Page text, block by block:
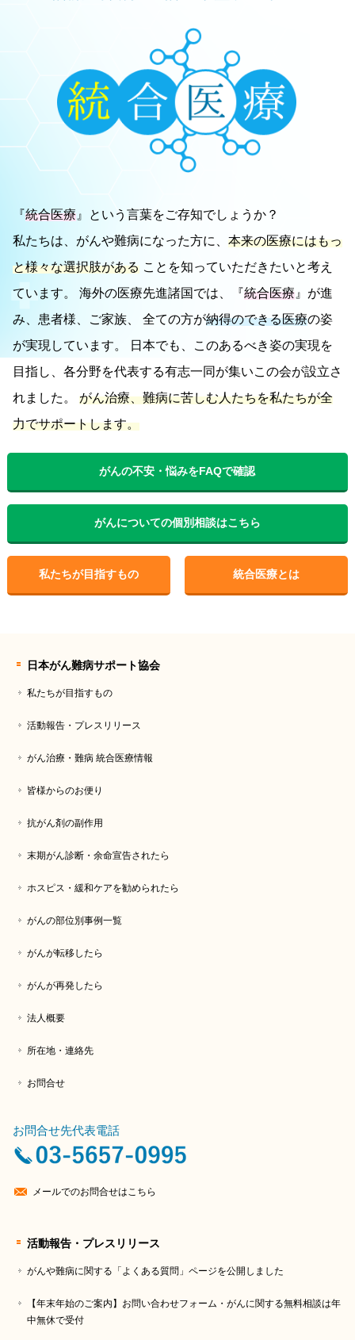
『統合医療 』という言葉をご存知でしょうか？
私たちは、がんや難病になった方に、 本来の医療にはもっ
と様々な選択肢がある ことを知っていただきたいと考え
ています。
海外の医療先進諸国では、『統合医療 』が進
み、患者様、ご家族、 全ての方が納得のできる医療の姿
が実現しています。
日本でも、このあるべき姿の実現を
目指し、各分野を代表する有志一同が集いこの会が設立さ
れました。
がん治療、難病に苦しむ人たちを私たちが全
力でサポートします。
がんの不安・悩みをFAQで確認
がんについての個別相談はこちら
私たちが目指すもの 統合医療とは
日本がん難病サポート協会
私たちが目指すもの
活動報告・プレスリリース
がん治療・難病 統合医療情報
皆様からのお便り
抗がん剤の副作用
末期がん診断・余命宣告されたら
ホスピス・緩和ケアを勧められたら
がんの部位別事例一覧
がんが転移したら
がんが再発したら
法人概要
所在地・連絡先
お問合せ
お問合せ先代表電話
メールでのお問合せはこちら
活動報告・プレスリリース
がんや難病に関する「よくある質問」ページを公開しました
【年末年始のご案内】お問い合わせフォーム・がんに関する無料相談は年
中無休で受付